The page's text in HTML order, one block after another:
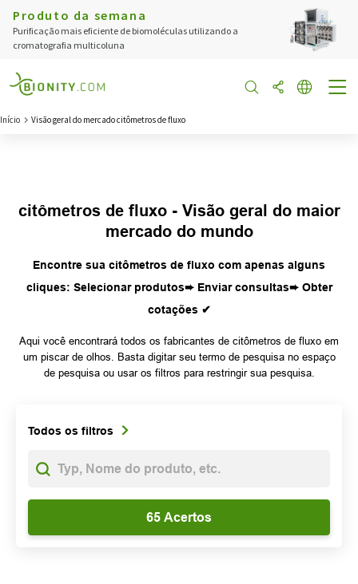
Produto da semana
Purificação mais eficiente de biomoléculas utilizando a
cromatografia multicoluna
Início Visão geral do mercado citômetros de fluxo
citômetros de fluxo - Visão geral do maior
mercado do mundo
Encontre sua citômetros de fluxo com apenas alguns
cliques: Selecionar produtos➨ Enviar consultas➨ Obter
cotações ✔
Aqui você encontrará todos os fabricantes de citômetros de fluxo em
um piscar de olhos. Basta digitar seu termo de pesquisa no espaço
de pesquisa ou usar os filtros para restringir sua pesquisa.
Todos os filtros